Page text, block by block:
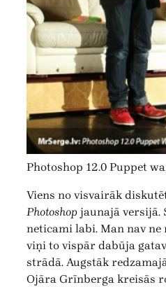
Photoshop 12.0 Puppet
Viens no visvairāk
Photoshop jaunajā versijā.
neticami labi. Man nav ne
viņi to vispār dabūja
strādā. Augstāk
Ojāra Grīnberga kreisās